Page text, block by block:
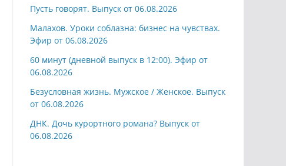
Пусть говорят. Выпуск от 06.08.2026
Малахов. Уроки соблазна: бизнес на чувствах.
Эфир от 06.08.2026
60 минут (дневной выпуск в 12:00). Эфир от
06.08.2026
Безусловная жизнь. Мужское / Женское. Выпуск
от 06.08.2026
ДНК. Дочь курортного романа? Выпуск от
06.08.2026